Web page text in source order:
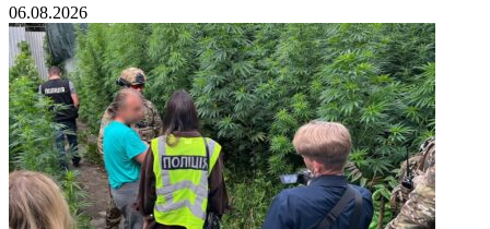
06.08.2026